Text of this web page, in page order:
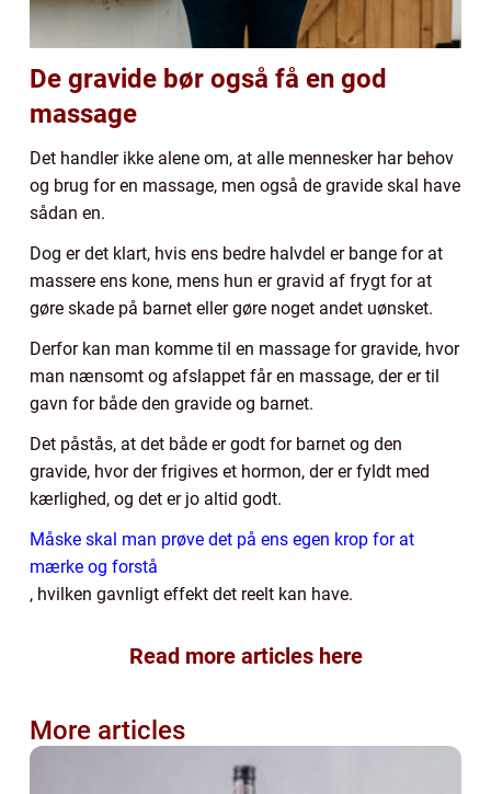
De gravide bør også få en god
massage
Det handler ikke alene om, at alle mennesker har behov
og brug for en massage, men også de gravide skal have
sådan en.
Dog er det klart, hvis ens bedre halvdel er bange for at
massere ens kone, mens hun er gravid af frygt for at
gøre skade på barnet eller gøre noget andet uønsket.
Derfor kan man komme til en massage for gravide, hvor
man nænsomt og afslappet får en massage, der er til
gavn for både den gravide og barnet.
Det påstås, at det både er godt for barnet og den
gravide, hvor der frigives et hormon, der er fyldt med
kærlighed, og det er jo altid godt.
Måske skal man prøve det på ens egen krop for at
mærke og forstå
, hvilken gavnligt effekt det reelt kan have.
Read more articles here
More articles